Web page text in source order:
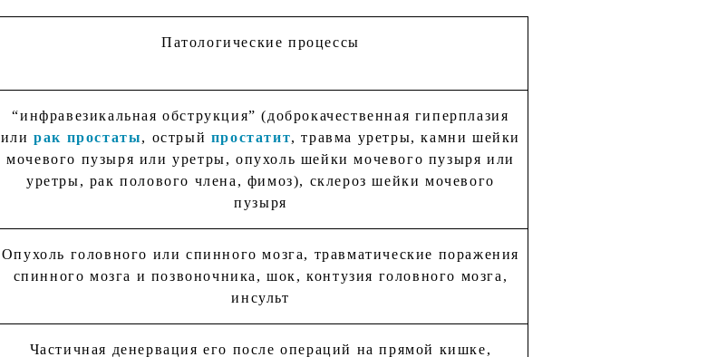
Патологические процессы
“инфравезикальная обструкция” (доброкачественная гиперплазия
илирак простаты, острый простатит, травма уретры, камни шейки
мочевого пузыря или уретры, опухоль шейки мочевого пузыря или
уретры, рак полового члена, фимоз), склероз шейки мочевого
пузыря
Опухоль головного или спинного мозга, травматические поражения
спинного мозга и позвоночника, шок, контузия головного мозга,
инсульт
Частичная денервация его после операций на прямой кишке,